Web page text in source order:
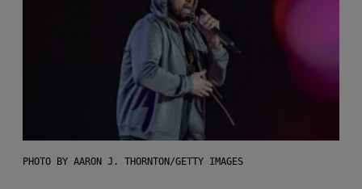
PHOTO BY AARON J. THORNTON/GETTY IMAGES